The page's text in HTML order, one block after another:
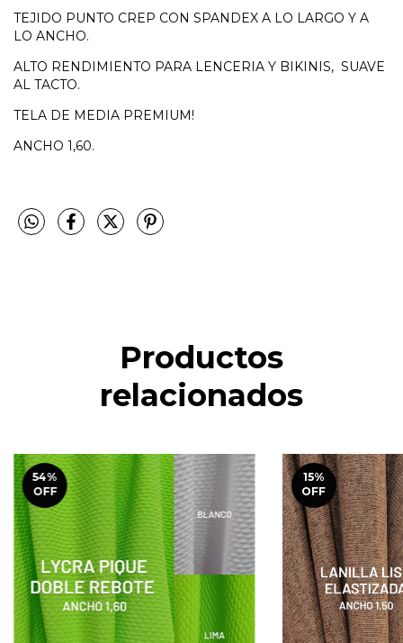
TEJIDO PUNTO CREP CON SPANDEX A LO LARGO Y A
LO ANCHO.
ALTO RENDIMIENTO PARA LENCERIA Y BIKINIS, SUAVE
AL TACTO.
TELA DE MEDIA PREMIUM!
ANCHO 1,60.
Productos
relacionados
54%
OFF
15%
OFF